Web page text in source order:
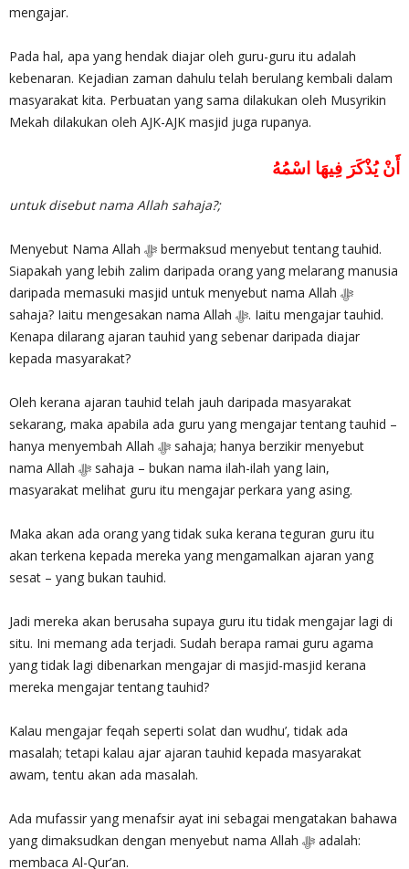
mengajar.
Pada hal, apa yang hendak diajar oleh guru-guru itu adalah
kebenaran. Kejadian zaman dahulu telah berulang kembali dalam
masyarakat kita. Perbuatan yang sama dilakukan oleh Musyrikin
Mekah dilakukan oleh AJK-AJK masjid juga rupanya.
أَنْ يُذْكَرَ فِيهَا اسْمُهُ
untuk disebut nama Allah sahaja?;
Menyebut Nama Allah ‎ﷻ bermaksud menyebut tentang tauhid.
Siapakah yang lebih zalim daripada orang yang melarang manusia
daripada memasuki masjid untuk menyebut nama Allah ‎ﷻ
sahaja? Iaitu mengesakan nama Allah ‎ﷻ. Iaitu mengajar tauhid.
Kenapa dilarang ajaran tauhid yang sebenar daripada diajar
kepada masyarakat?
Oleh kerana ajaran tauhid telah jauh daripada masyarakat
sekarang, maka apabila ada guru yang mengajar tentang tauhid –
hanya menyembah Allah ‎ﷻ sahaja; hanya berzikir menyebut
nama Allah ‎ﷻ sahaja – bukan nama ilah-ilah yang lain,
masyarakat melihat guru itu mengajar perkara yang asing.
Maka akan ada orang yang tidak suka kerana teguran guru itu
akan terkena kepada mereka yang mengamalkan ajaran yang
sesat – yang bukan tauhid.
Jadi mereka akan berusaha supaya guru itu tidak mengajar lagi di
situ. Ini memang ada terjadi. Sudah berapa ramai guru agama
yang tidak lagi dibenarkan mengajar di masjid-masjid kerana
mereka mengajar tentang tauhid?
Kalau mengajar feqah seperti solat dan wudhu’, tidak ada
masalah; tetapi kalau ajar ajaran tauhid kepada masyarakat
awam, tentu akan ada masalah.
Ada mufassir yang menafsir ayat ini sebagai mengatakan bahawa
yang dimaksudkan dengan menyebut nama Allah ‎ﷻ adalah:
membaca Al-Qur’an.